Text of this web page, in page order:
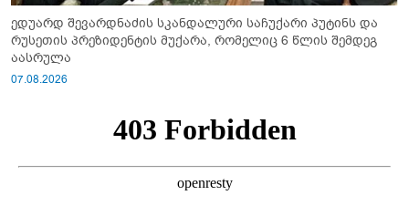
ედუარდ შევარდნაძის სკანდალური საჩუქარი პუტინს და
რუსეთის პრეზიდენტის მუქარა, რომელიც 6 წლის შემდეგ
აასრულა
07.08.2026